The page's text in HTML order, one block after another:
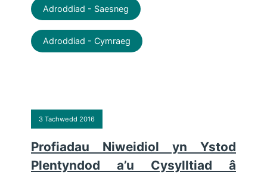
Adroddiad - Saesneg
Adroddiad - Cymraeg
3 Tachwedd 2016
Profiadau Niweidiol yn Ystod
Plentyndod a’u Cysylltiad â